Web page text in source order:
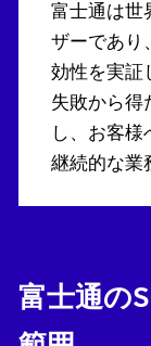
富士通は世
ザーであり
効性を実証
失敗から得
し、お客様
継続的な業
富士通の